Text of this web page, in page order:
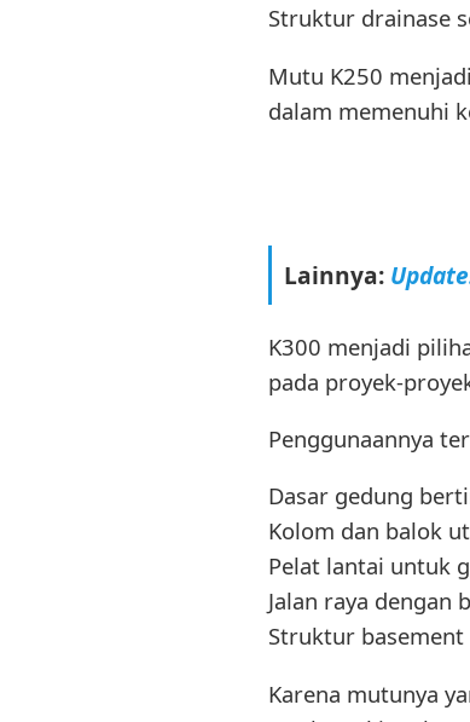
Struktur drainase
Mutu K250
dalam memenuhi
Lainnya:
K300 menjadi
pada proyek-
Penggunaannya
Dasar gedung
Kolom dan balok
Pelat lantai untuk
Jalan raya dengan
Struktur
Karena mutunya